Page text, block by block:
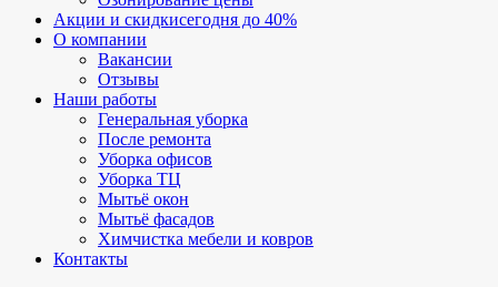
Акции и скидкисегодня до 40%
О компании
Вакансии
Отзывы
Наши работы
Генеральная уборка
После ремонта
Уборка офисов
Уборка ТЦ
Мытьё окон
Мытьё фасадов
Химчистка мебели и ковров
Контакты